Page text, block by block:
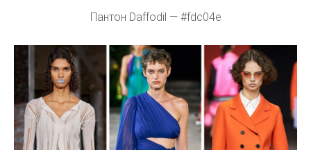
Пантон Daffodil — #fdc04e